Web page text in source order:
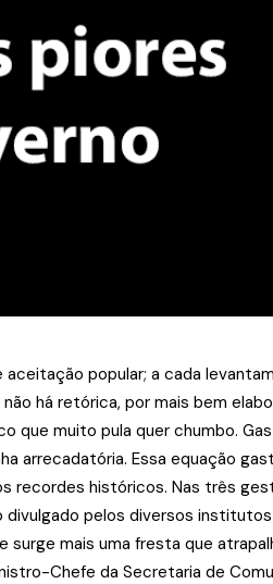
popular; a cada
há retórica, por mais bem
que muito pula quer chumbo.
arrecadatória. Essa equação
recordes históricos. Nas três
pelos diversos
mais uma fresta que
Chefe da Secretaria de